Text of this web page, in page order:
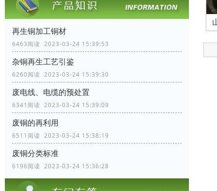
再生铜加工铜材
6463阅读 2023-03-24 15:39:53
杂铜再生工艺引鉴
6260阅读 2023-03-24 15:39:30
废电线、电缆的预处置
6341阅读 2023-03-24 15:39:09
废铜的再利用
6511阅读 2023-03-24 15:38:19
废铜分类标准
6196阅读 2023-03-24 15:36:28